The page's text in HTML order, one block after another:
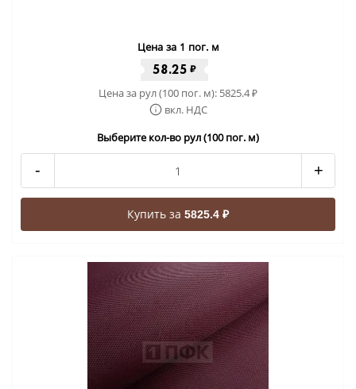
Цена за 1 пог. м
58.25 ₽
Цена за рул (100 пог. м): 5825.4₽
вкл. НДС
Выберите кол-во рул (100 пог. м)
- +
Купить за 5825.4 ₽